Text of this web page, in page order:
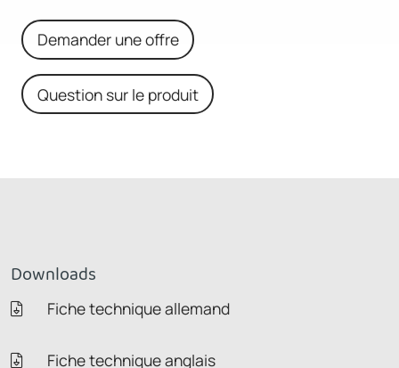
Demander une offre
Question sur le produit
Downloads
Fiche technique allemand
Fiche technique anglais